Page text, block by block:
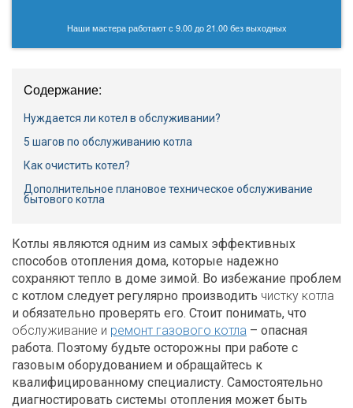
Cодержание:
Нуждается ли котел в обслуживании?
5 шагов по обслуживанию котла
Как очистить котел?
Дополнительное плановое техническое обслуживание
бытового котла
Котлы являются одним из самых эффективных
способов отопления дома, которые надежно
сохраняют тепло в доме зимой. Во избежание проблем
с котлом следует регулярно производить чистку котла
и обязательно проверять его. Стоит понимать, что
обслуживание и ремонт газового котла – опасная
работа. Поэтому будьте осторожны при работе с
газовым оборудованием и обращайтесь к
квалифицированному специалисту. Самостоятельно
диагностировать системы отопления может быть
Наши мастера работают с 9.00 до 21.00 без выходных